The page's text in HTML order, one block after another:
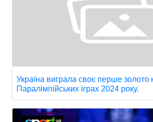
Україна виграла своє перше золото
Паралімпійських іграх 2024 року.